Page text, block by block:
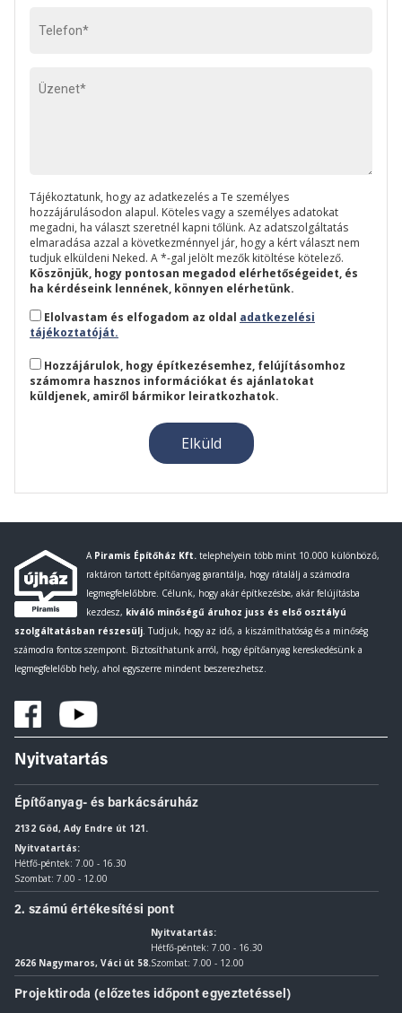
Tájékoztatunk, hogy az adatkezelés a Te személyes
hozzájárulásodon alapul. Köteles vagy a személyes adatokat
megadni, ha választ szeretnél kapni tőlünk. Az adatszolgáltatás
elmaradása azzal a következménnyel jár, hogy a kért választ nem
tudjuk elküldeni Neked. A *-gal jelölt mezők kitöltése kötelező.
Köszönjük, hogy pontosan megadod elérhetőségeidet, és
ha kérdéseink lennének, könnyen elérhetünk.
Elolvastam és elfogadom az oldal adatkezelési
tájékoztatóját.
Hozzájárulok, hogy építkezésemhez, felújításomhoz
számomra hasznos információkat és ajánlatokat
küldjenek, amiről bármikor leiratkozhatok.
A Piramis Építőház Kft. telephelyein több mint 10.000 különböző,
raktáron tartott építőanyag garantálja, hogy rátalálj a számodra
legmegfelelőbbre. Célunk, hogy akár építkezésbe, akár felújításba
kezdesz, kiváló minőségű áruhoz juss és első osztályú
szolgáltatásban részesülj. Tudjuk, hogy az idő, a kiszámíthatóság és a minőség
számodra fontos szempont. Biztosíthatunk arról, hogy építőanyag kereskedésünk a
legmegfelelőbb hely, ahol egyszerre mindent beszerezhetsz.
Nyitvatartás
Építőanyag- és barkácsáruház
2132 Göd, Ady Endre út 121.
Nyitvatartás:
Hétfő-péntek: 7.00 - 16.30
Szombat: 7.00 - 12.00
2. számú értékesítési pont
2626 Nagymaros, Váci út 58.
Nyitvatartás:
Hétfő-péntek: 7.00 - 16.30
Szombat: 7.00 - 12.00
Projektiroda (előzetes időpont egyeztetéssel)